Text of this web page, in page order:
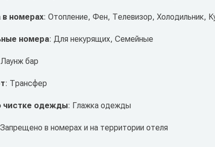
номерах: Отопление, Фен, Телевизор, Холодильник,
номера: Для некурящих, Семейные
бар
: Трансфер
чистке одежды: Глажка одежды
в номерах и на территории отеля